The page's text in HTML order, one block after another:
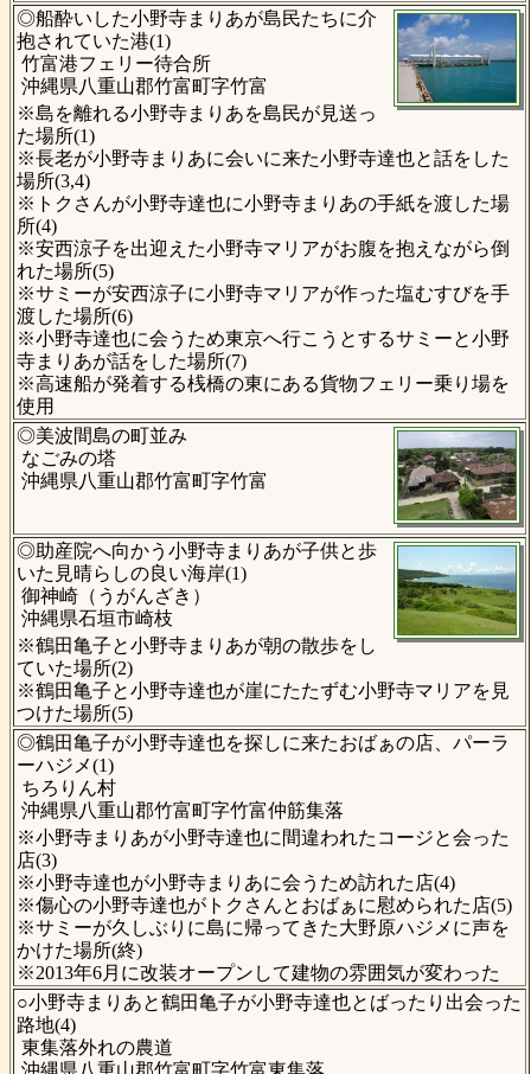
◎船酔いした小野寺まりあが島民たちに介
抱されていた港(1)
竹富港フェリー待合所
沖縄県八重山郡竹富町字竹富
※島を離れる小野寺まりあを島民が見送っ
た場所(1)
※長老が小野寺まりあに会いに来た小野寺達也と話をした
場所(3,4)
※トクさんが小野寺達也に小野寺まりあの手紙を渡した場
所(4)
※安西涼子を出迎えた小野寺マリアがお腹を抱えながら倒
れた場所(5)
※サミーが安西涼子に小野寺マリアが作った塩むすびを手
渡した場所(6)
※小野寺達也に会うため東京へ行こうとするサミーと小野
寺まりあが話をした場所(7)
※高速船が発着する桟橋の東にある貨物フェリー乗り場を
使用
◎美波間島の町並み
なごみの塔
沖縄県八重山郡竹富町字竹富
◎助産院へ向かう小野寺まりあが子供と歩
いた見晴らしの良い海岸(1)
御神崎（うがんざき）
沖縄県石垣市崎枝
※鶴田亀子と小野寺まりあが朝の散歩をし
ていた場所(2)
※鶴田亀子と小野寺達也が崖にたたずむ小野寺マリアを見
つけた場所(5)
◎鶴田亀子が小野寺達也を探しに来たおばぁの店、パーラ
ーハジメ(1)
ちろりん村
沖縄県八重山郡竹富町字竹富仲筋集落
※小野寺まりあが小野寺達也に間違われたコージと会った
店(3)
※小野寺達也が小野寺まりあに会うため訪れた店(4)
※傷心の小野寺達也がトクさんとおばぁに慰められた店(5)
※サミーが久しぶりに島に帰ってきた大野原ハジメに声を
かけた場所(終)
※2013年6月に改装オープンして建物の雰囲気が変わった
○小野寺まりあと鶴田亀子が小野寺達也とばったり出会った
路地(4)
東集落外れの農道
沖縄県八重山郡竹富町字竹富東集落